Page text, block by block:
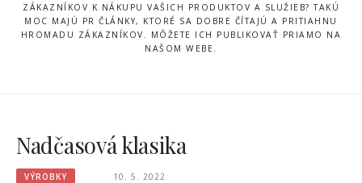
ZÁKAZNÍKOV K NÁKUPU VAŠICH PRODUKTOV A SLUŽIEB? TAKÚ
MOC MAJÚ PR ČLÁNKY, KTORÉ SA DOBRE ČÍTAJÚ A PRITIAHNU
HROMADU ZÁKAZNÍKOV. MÔŽETE ICH PUBLIKOVAŤ PRIAMO NA
NAŠOM WEBE.
Nadčasová klasika
VÝROBKY 10. 5. 2022